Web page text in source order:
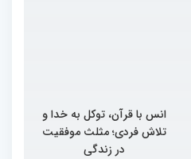
انس با قرآن، توکل به خدا و
تلاش فردی؛ مثلث موفقیت
در زندگی